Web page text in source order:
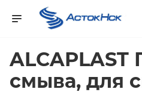
ALCAPLAST
смыва, для